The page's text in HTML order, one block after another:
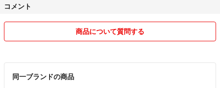
送料を計算いたします。
すべて簡易包装にて発送いたします。
封筒で梱包
必要に応じて段ボール、または、ぷちぷちを使用
コメント
商品について質問する
同一ブランドの商品